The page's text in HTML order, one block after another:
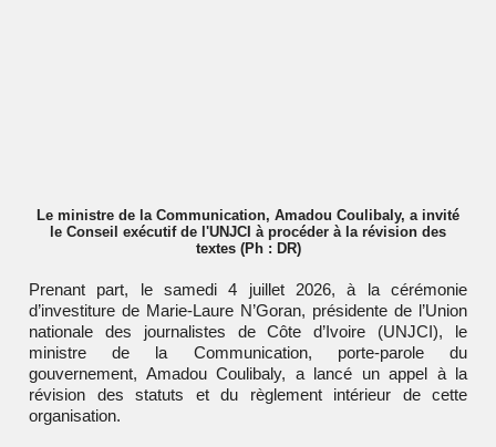
Le ministre de la Communication, Amadou Coulibaly, a invité
le Conseil exécutif de l'UNJCI à procéder à la révision des
textes (Ph : DR)
Prenant part, le samedi 4 juillet 2026, à la cérémonie
d’investiture de Marie-Laure N’Goran, présidente de l’Union
nationale des journalistes de Côte d’Ivoire (UNJCI), le
ministre de la Communication, porte-parole du
gouvernement, Amadou Coulibaly, a lancé un appel à la
révision des statuts et du règlement intérieur de cette
organisation.